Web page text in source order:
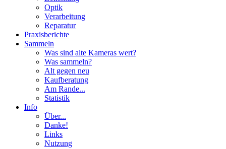
Optik
Verarbeitung
Reparatur
Praxisberichte
Sammeln
Was sind alte Kameras wert?
Was sammeln?
Alt gegen neu
Kaufberatung
Am Rande...
Statistik
Info
Über...
Danke!
Links
Nutzung